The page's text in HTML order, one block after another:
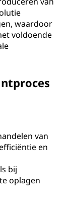
waardoor
voldoende
van
en
bij
oplagen